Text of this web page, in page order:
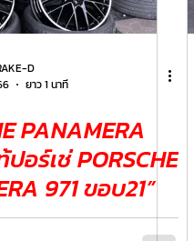
D
ยาว 1 นาที
PANAMERA
อร์เช่ PORSCHE
971 ขอบ21”